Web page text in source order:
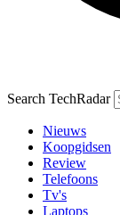
Search TechRadar
Nieuws
Koopgidsen
Review
Telefoons
Tv's
Laptops